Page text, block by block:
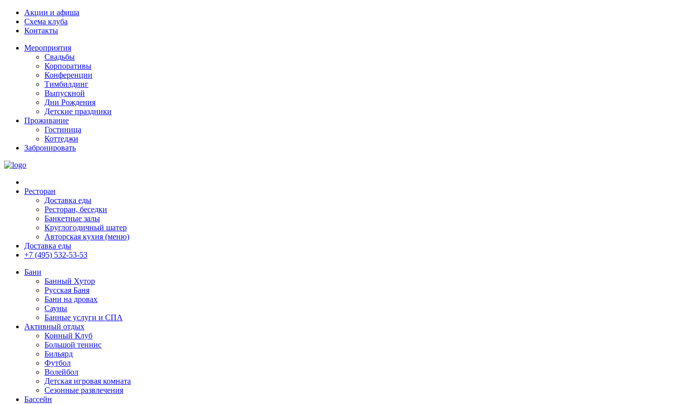
Акции и афиша
Схема клуба
Контакты
Мероприятия
Свадьбы
Корпоративы
Конференции
Тимбилдинг
Выпускной
Дни Рождения
Детские праздники
Проживание
Гостиница
Коттеджи
Забронировать
Ресторан
Доставка еды
Ресторан, беседки
Банкетные залы
Круглогодичный шатер
Авторская кухня (меню)
Доставка еды
+7 (495) 532-53-53
Бани
Банный Хутор
Русская Баня
Бани на дровах
Сауны
Банные услуги и СПА
Активный отдых
Конный Клуб
Большой теннис
Бильярд
Футбол
Волейбол
Детская игровая комната
Сезонные развлечения
Бассейн